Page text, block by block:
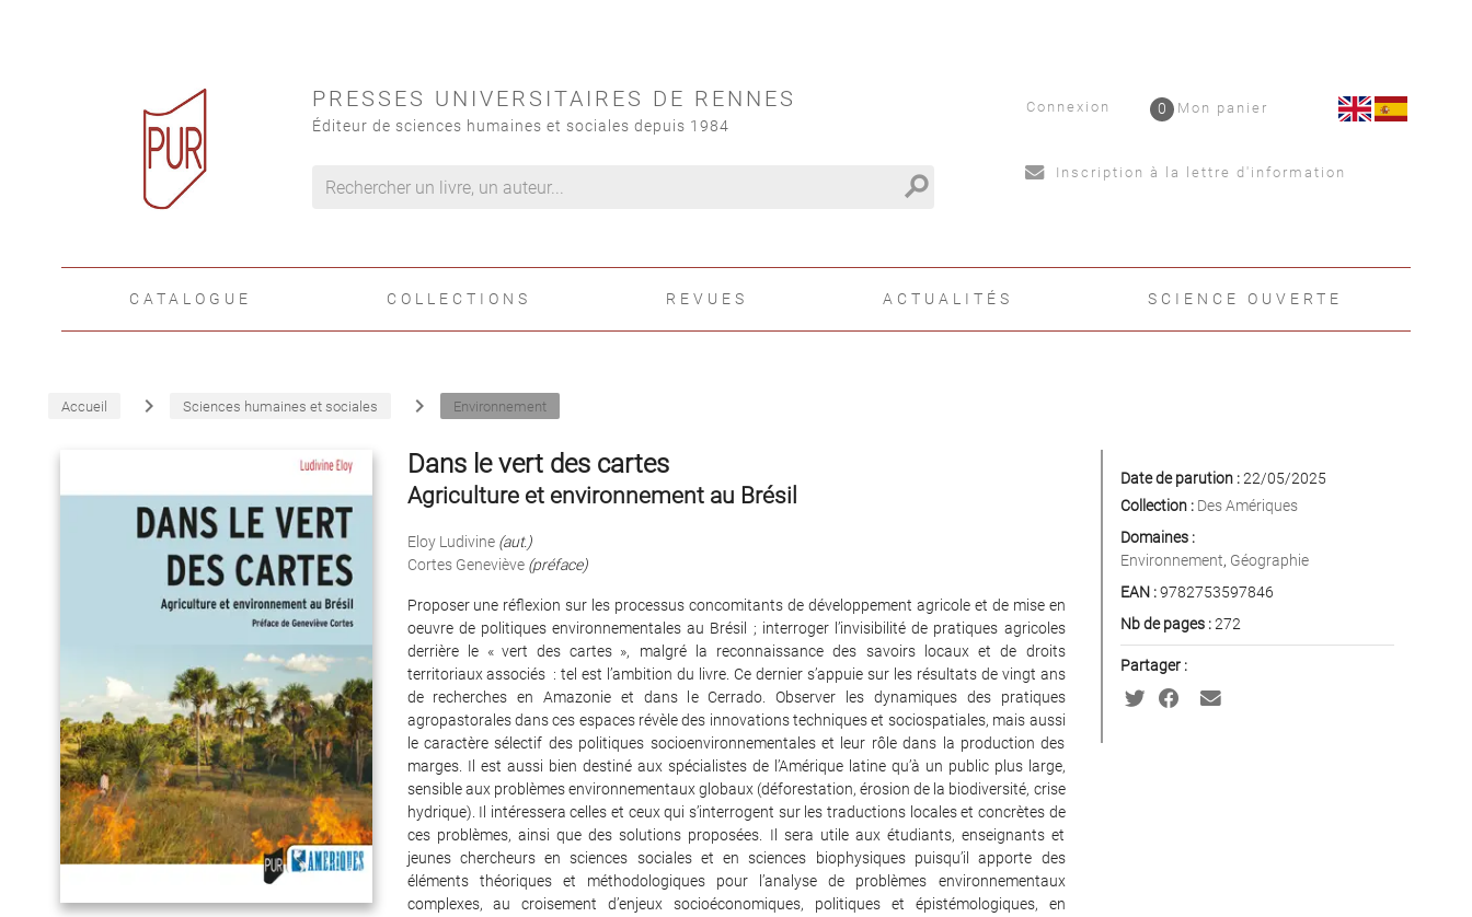
PRESSES UNIVERSITAIRES DE RENNES
Éditeur de sciences humaines et sociales depuis 1984
search
Connexion Mon panier
0
Inscription à la lettre d'information
CATALOGUE COLLECTIONS REVUES ACTUALITÉS SCIENCE OUVERTE
Accueil navigate_next Sciences humaines et sociales navigate_next Environnement
Dans le vert des cartes
Agriculture et environnement au Brésil
Eloy Ludivine (aut.)
Cortes Geneviève (préface)
Proposer une réflexion sur les processus concomitants de développement agricole et de mise en
oeuvre de politiques environnementales au Brésil ; interroger l’invisibilité de pratiques agricoles
derrière le « vert des cartes », malgré la reconnaissance des savoirs locaux et de droits
territoriaux associés : tel est l’ambition du livre. Ce dernier s’appuie sur les résultats de vingt ans
de recherches en Amazonie et dans le Cerrado. Observer les dynamiques des pratiques
agropastorales dans ces espaces révèle des innovations techniques et sociospatiales, mais aussi
le caractère sélectif des politiques socioenvironnementales et leur rôle dans la production des
marges. Il est aussi bien destiné aux spécialistes de l’Amérique latine qu’à un public plus large,
sensible aux problèmes environnementaux globaux (déforestation, érosion de la biodiversité, crise
hydrique). Il intéressera celles et ceux qui s’interrogent sur les traductions locales et concrètes de
ces problèmes, ainsi que des solutions proposées. Il sera utile aux étudiants, enseignants et
jeunes chercheurs en sciences sociales et en sciences biophysiques puisqu’il apporte des
éléments théoriques et méthodologiques pour l’analyse de problèmes environnementaux
complexes, au croisement d’enjeux socioéconomiques, politiques et épistémologiques, en
Date de parution :22/05/2025
Collection : Des Amériques
Domaines :
Environnement, Géographie
EAN :9782753597846
Nb de pages :272
Partager :